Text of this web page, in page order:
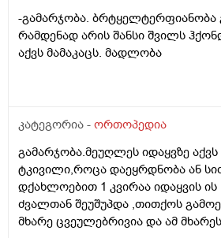
გარდა სხვა ვერანაირ
მივაკვლიე.მადლობა
-გამარჯობა. ბრტყელტერფიანობა
რამდენად არის შანსი შვილს
აქვს მამაკაცს. მადლობა
კატეგორია - ორთოპედია
გამარჯობა.მეუღლეს იდაყვზე
ტკივილი,როცა დაეყრდნობა ან
დქახლოებით 1 კვირაა იდაყვის
ძვალთან შეუშუპდა ,თითქოს
მხარე ცვეულებრივია და ამ მხარეს